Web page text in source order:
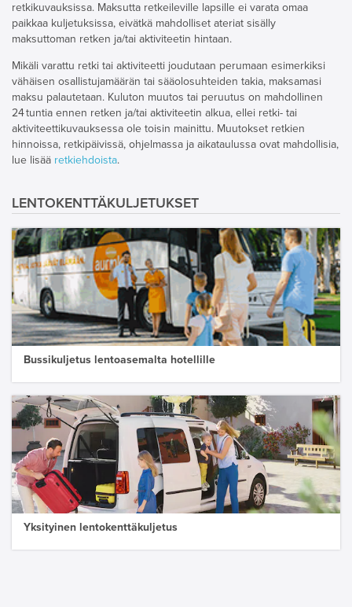
retkikuvauksissa. Maksutta retkeileville lapsille ei varata omaa
paikkaa kuljetuksissa, eivätkä mahdolliset ateriat sisälly
maksuttoman retken ja/tai aktiviteetin hintaan.
Mikäli varattu retki tai aktiviteetti joudutaan perumaan esimerkiksi
vähäisen osallistujamäärän tai sääolosuhteiden takia, maksamasi
maksu palautetaan. Kuluton muutos tai peruutus on mahdollinen
24 tuntia ennen retken ja/tai aktiviteetin alkua, ellei retki- tai
aktiviteettikuvauksessa ole toisin mainittu. Muutokset retkien
hinnoissa, retkipäivissä, ohjelmassa ja aikataulussa ovat mahdollisia,
lue lisää retkiehdoista.
LENTOKENTTÄKULJETUKSET
Bussikuljetus lentoasemalta hotellille
Yksityinen lentokenttäkuljetus